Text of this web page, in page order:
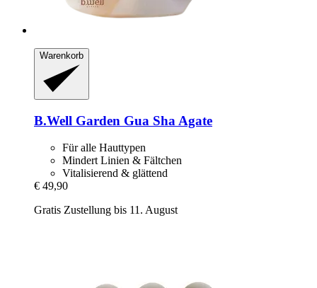
Warenkorb
B.Well Garden Gua Sha Agate
Für alle Hauttypen
Mindert Linien & Fältchen
Vitalisierend & glättend
€ 49,90
Gratis Zustellung bis 11. August